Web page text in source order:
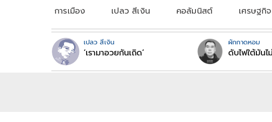
การเมือง เปลว สีเงิน คอลัมนิสต์ เศรษฐกิจ
เปลว สีเงิน
‘เรามาอวยกันเถิด’
ผักกาดหอม
ดับไฟใต้มันไ